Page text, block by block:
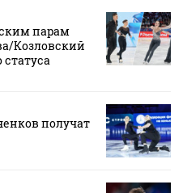
парам
Козловский
получат